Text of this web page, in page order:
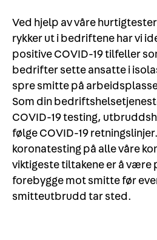
Ved hjelp av våre
rykker ut i bedriftene har vi
positive COVID-19 tilfeller
bedrifter sette ansatte i
spre smitte på
Som din
COVID-19 testing,
følge COVID-19
koronatesting på alle våre
viktigeste tiltakene er å være
forebygge mot smitte før
smitteutbrudd tar sted.